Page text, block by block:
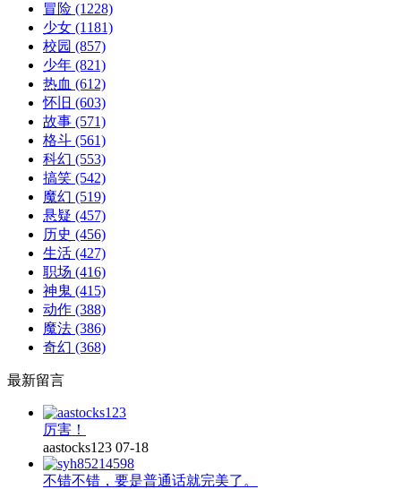
冒险 (1228)
少女 (1181)
校园 (857)
少年 (821)
热血 (612)
怀旧 (603)
故事 (571)
格斗 (561)
科幻 (553)
搞笑 (542)
魔幻 (519)
悬疑 (457)
历史 (456)
生活 (427)
职场 (416)
神鬼 (415)
动作 (388)
魔法 (386)
奇幻 (368)
最新留言
厉害！
aastocks123 07-18
不错不错，要是普通话就完美了。